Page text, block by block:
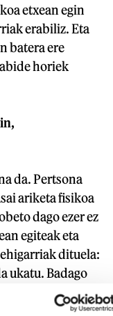
etxean egin
erabiliz. Eta
batera ere
horiek
da. Pertsona
ariketa fisikoa
dago ezer ez
egiteak eta
dituela:
ukatu. Badago
eta
ditu kalean